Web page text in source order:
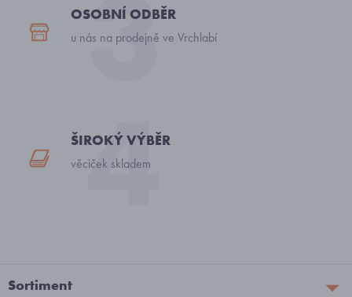
OSOBNÍ ODBĚR
u nás na prodejně ve Vrchlabí
ŠIROKÝ VÝBĚR
věciček skladem
Sortiment